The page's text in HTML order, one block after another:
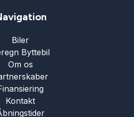
Biler
Byttebil
Om os
Kontakt